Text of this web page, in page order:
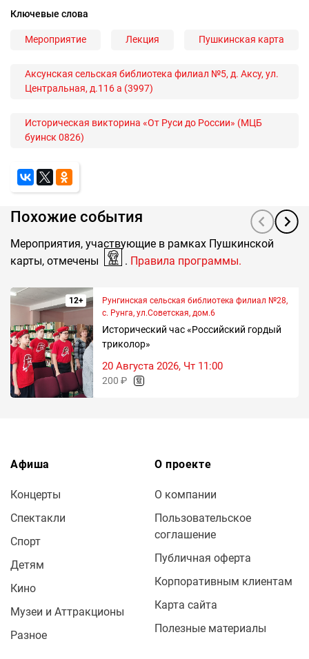
Ключевые слова
Мероприятие Лекция Пушкинская карта
Аксунская сельская библиотека филиал №5, д. Аксу, ул.
Центральная, д.116 а (3997)
Историческая викторина «От Руси до России» (МЦБ
буинск 0826)
Похожие события
Мероприятия, участвующие в рамках Пушкинской
карты, отмечены
. Правила программы.
12+
Рунгинская сельская библиотека филиал №28,
с. Рунга, ул.Советская, дом.6
Исторический час «Российский гордый
триколор»
20 Августа 2026, Чт 11:00
200 ₽
Афиша
Концерты
Спектакли
Спорт
Детям
Кино
Музеи и Аттракционы
Разное
О проекте
О компании
Пользовательское
соглашение
Публичная оферта
Корпоративным клиентам
Карта сайта
Полезные материалы